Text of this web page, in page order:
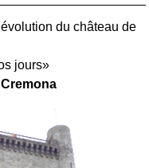
du château de
jours»